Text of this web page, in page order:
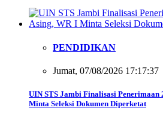
PENDIDIKAN
Jumat, 07/08/2026 17:17:37
UIN STS Jambi Finalisasi Penerimaan
Minta Seleksi Dokumen Diperketat